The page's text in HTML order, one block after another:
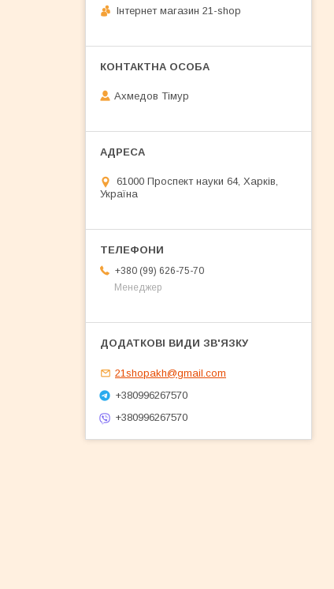
Інтернет магазин 21-shop
Ахмедов Тімур
61000 Проспект науки 64, Харків,
Україна
+380 (99) 626-75-70
Менеджер
21shopakh@gmail.com
+380996267570
+380996267570